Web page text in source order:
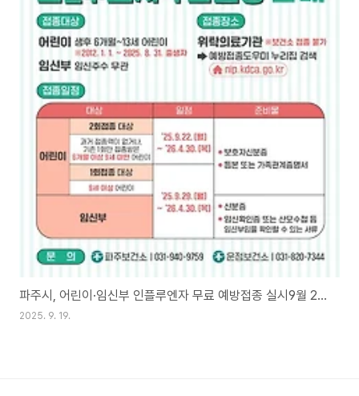
파주시, 어린이·임신부 인플루엔자 무료 예방접종 실시9월 22일부터 순차적 접종 시작… 내년 4월 30일까지
2025. 9. 19.